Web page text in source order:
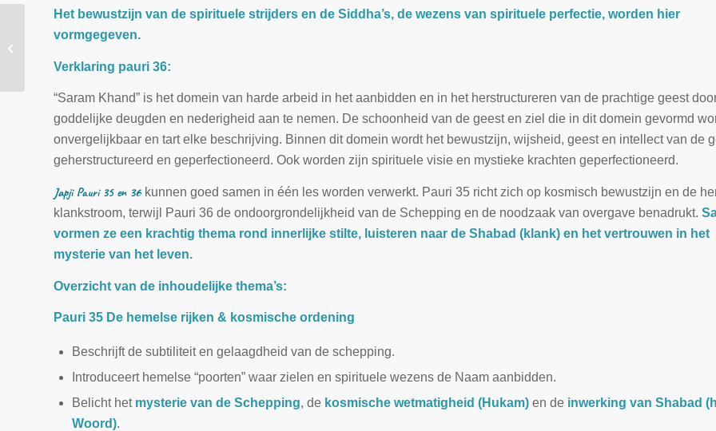
Het bewustzijn van de spirituele strijders en de Siddha’s, de wezens van spirituele perfectie, worden hier
vormgegeven.
Verklaring pauri 36:
“Saram Khand” is het domein van harde arbeid in het aanbidden en in het herstructureren van de prachtige geest
goddelijke deugden en nederigheid aan te nemen. De schoonheid van de geest en ziel die in dit domein gevormd
onvergelijkbaar en tart elke beschrijving. Binnen dit domein wordt het bewustzijn, wijsheid, geest en intellect van de
geherstructureerd en geperfectioneerd. Ook worden zijn spirituele visie en mystieke krachten geperfectioneerd.
Japji Pauri 35 en 36 kunnen goed samen in één les worden verwerkt. Pauri 35 richt zich op kosmisch bewustzijn en de
klankstroom, terwijl Pauri 36 de ondoorgrondelijkheid van de Schepping en de noodzaak van overgave benadrukt.
vormen ze een krachtig thema rond innerlijke stilte, luisteren naar de Shabad (klank) en het vertrouwen in het
mysterie van het leven.
Overzicht van de inhoudelijke thema’s:
Pauri 35 De hemelse rijken & kosmische ordening
Beschrijft de subtiliteit en gelaagdheid van de schepping.
Introduceert hemelse “poorten” waar zielen en spirituele wezens de Naam aanbidden.
Belicht het mysterie van de Schepping, de kosmische wetmatigheid (Hukam) en de inwerking van Shabad
Woord).
Les over de 32e, 33e en
de 34e Pauri van de
integriteit...